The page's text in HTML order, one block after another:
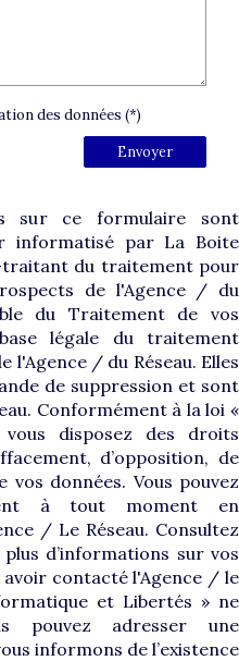
des données (*)
Envoyer
sur ce formulaire sont
informatisé par La Boite
traitant du traitement pour
de l'Agence / du
du Traitement de vos
légale du traitement
/ du Réseau. Elles
de suppression et sont
Conformément à la loi «
disposez des droits
d’opposition, de
données. Vous pouvez
à tout moment en
/ Le Réseau. Consultez
d’informations sur vos
avoir contacté l'Agence / le
et Libertés » ne
pouvez adresser une
informons de l’existence